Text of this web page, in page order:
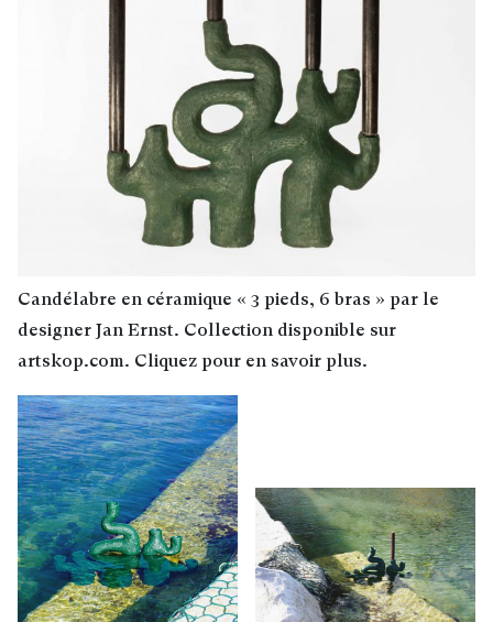
Candélabre en céramique « 3 pieds, 6 bras » par le
designer Jan Ernst. Collection disponible sur
artskop.com. Cliquez pour en savoir plus.